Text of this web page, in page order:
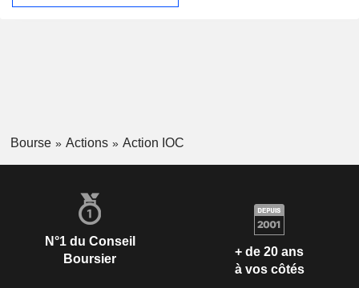
Bourse Actions Action IOC
N°1 du Conseil
Boursier
+ de 20 ans
à vos côtés